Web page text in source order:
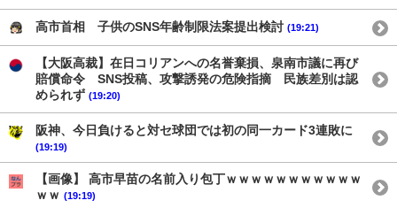
高市首相 子供のSNS年齢制限法案提出検討 (19:21)
【大阪高裁】在日コリアンへの名誉棄損、泉南市議に再び
賠償命令 SNS投稿、攻撃誘発の危険指摘 民族差別は認
められず (19:20)
阪神、今日負けると対セ球団では初の同一カード3連敗に
(19:19)
【画像】 高市早苗の名前入り包丁ｗｗｗｗｗｗｗｗｗｗｗ
ｗｗ (19:19)